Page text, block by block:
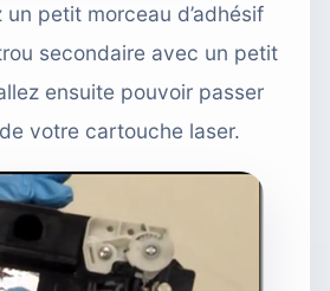
petit morceau d’adhésif
secondaire avec un petit
ensuite pouvoir passer
votre cartouche laser.